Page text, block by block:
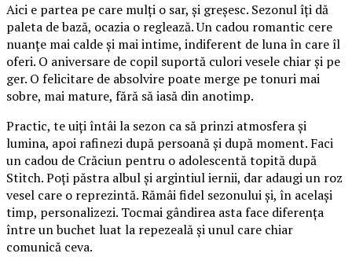
Aici e partea pe care mulți o sar, și greșesc. Sezonul îți dă
paleta de bază, ocazia o reglează. Un cadou romantic cere
nuanțe mai calde și mai intime, indiferent de luna în care îl
oferi. O aniversare de copil suportă culori vesele chiar și pe
ger. O felicitare de absolvire poate merge pe tonuri mai
sobre, mai mature, fără să iasă din anotimp.
Practic, te uiți întâi la sezon ca să prinzi atmosfera și
lumina, apoi rafinezi după persoană și după moment. Faci
un cadou de Crăciun pentru o adolescentă topită după
Stitch. Poți păstra albul și argintiul iernii, dar adaugi un roz
vesel care o reprezintă. Rămâi fidel sezonului și, în același
timp, personalizezi. Tocmai gândirea asta face diferența
între un buchet luat la repezeală și unul care chiar
comunică ceva.